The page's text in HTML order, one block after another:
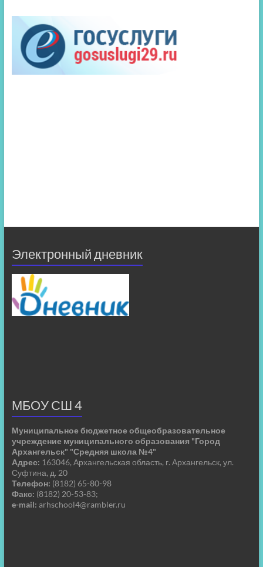
Электронный дневник
МБОУ СШ 4
Муниципальное бюджетное общеобразовательное
учреждение муниципального образования "Город
Архангельск" "Средняя школа №4"
Адрес: 163046, Архангельская область, г. Архангельск, ул.
Суфтина, д. 20
Телефон: (8182) 65-80-98
Факс: (8182) 20-53-83;
e-mail: arhschool4@rambler.ru